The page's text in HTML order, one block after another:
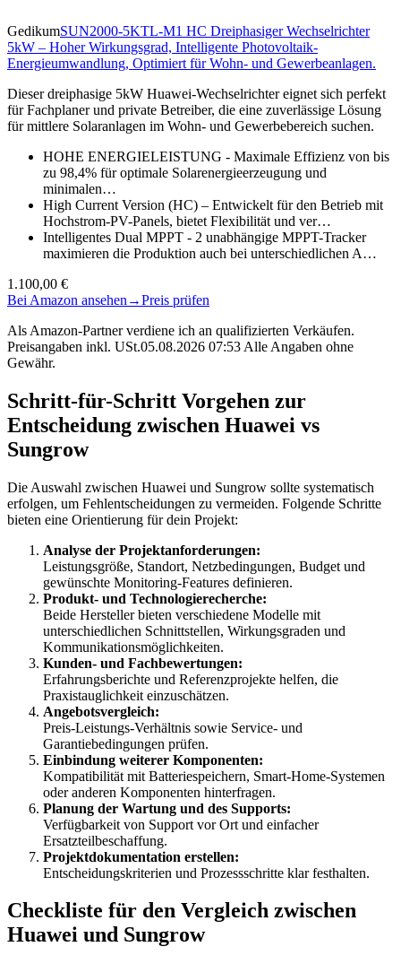
GedikumSUN2000-5KTL-M1 HC Dreiphasiger Wechselrichter
5kW – Hoher Wirkungsgrad, Intelligente Photovoltaik-
Energieumwandlung, Optimiert für Wohn- und Gewerbeanlagen.
Dieser dreiphasige 5kW Huawei-Wechselrichter eignet sich perfekt
für Fachplaner und private Betreiber, die eine zuverlässige Lösung
für mittlere Solaranlagen im Wohn- und Gewerbebereich suchen.
HOHE ENERGIELEISTUNG - Maximale Effizienz von bis
zu 98,4% für optimale Solarenergieerzeugung und
minimalen…
High Current Version (HC) – Entwickelt für den Betrieb mit
Hochstrom-PV-Panels, bietet Flexibilität und ver…
Intelligentes Dual MPPT - 2 unabhängige MPPT-Tracker
maximieren die Produktion auch bei unterschiedlichen A…
1.100,00 €
Bei Amazon ansehen →Preis prüfen
Als Amazon-Partner verdiene ich an qualifizierten Verkäufen.
Preisangaben inkl. USt.05.08.2026 07:53 Alle Angaben ohne
Gewähr.
Schritt-für-Schritt Vorgehen zur
Entscheidung zwischen Huawei vs
Sungrow
Die Auswahl zwischen Huawei und Sungrow sollte systematisch
erfolgen, um Fehlentscheidungen zu vermeiden. Folgende Schritte
bieten eine Orientierung für dein Projekt:
Analyse der Projektanforderungen:
Leistungsgröße, Standort, Netzbedingungen, Budget und
gewünschte Monitoring-Features definieren.
Produkt- und Technologierecherche:
Beide Hersteller bieten verschiedene Modelle mit
unterschiedlichen Schnittstellen, Wirkungsgraden und
Kommunikationsmöglichkeiten.
Kunden- und Fachbewertungen:
Erfahrungsberichte und Referenzprojekte helfen, die
Praxistauglichkeit einzuschätzen.
Angebotsvergleich:
Preis-Leistungs-Verhältnis sowie Service- und
Garantiebedingungen prüfen.
Einbindung weiterer Komponenten:
Kompatibilität mit Batteriespeichern, Smart-Home-Systemen
oder anderen Komponenten hinterfragen.
Planung der Wartung und des Supports:
Verfügbarkeit von Support vor Ort und einfacher
Ersatzteilbeschaffung.
Projektdokumentation erstellen:
Entscheidungskriterien und Prozessschritte klar festhalten.
Checkliste für den Vergleich zwischen
Huawei und Sungrow